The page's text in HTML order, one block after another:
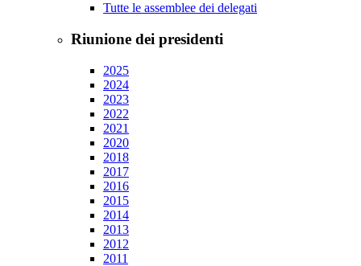
Tutte le assemblee dei delegati
Riunione dei presidenti
2025
2024
2023
2022
2021
2020
2018
2017
2016
2015
2014
2013
2012
2011